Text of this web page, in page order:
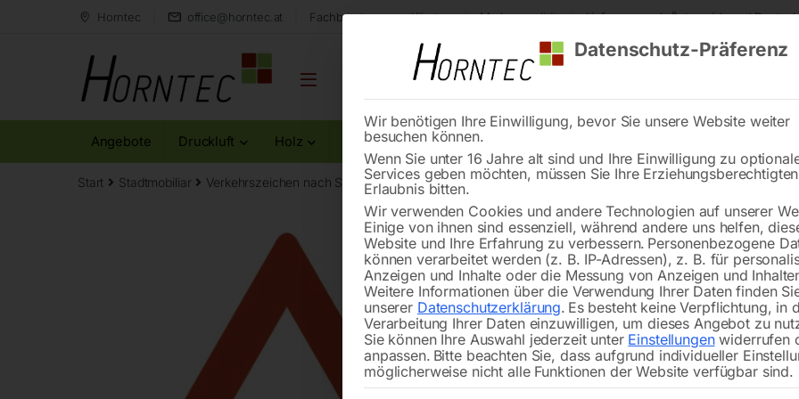
Horntec office@horntec.at Fachberatung aus Kärnten Markenqualität Lieferung nach Österreich und
Angebote Druckluft Holz Metall Reinigung
Start Stadtmobiliar Verkehrszeichen nach StVO Gefährliche Kurve – links
🔍
Verkehrszeichen flach, Folientyp 3
Seitenlänge – 1000 mm
€176,40
Datenschutz-Präferenz
Wir benötigen Ihre Einwilligung, bevor Sie unsere Website weiter
besuchen können.
Wenn Sie unter 16 Jahre alt sind und Ihre Einwilligung zu
Services geben möchten, müssen Sie Ihre
Erlaubnis bitten.
Wir verwenden Cookies und andere Technologien auf unserer
Einige von ihnen sind essenziell, während andere uns helfen,
Website und Ihre Erfahrung zu verbessern. Personenbezogene
können verarbeitet werden (z. B. IP-Adressen), z. B. für
Anzeigen und Inhalte oder die Messung von Anzeigen und
Weitere Informationen über die Verwendung Ihrer Daten finden
unserer Datenschutzerklärung. Es besteht keine Verpflichtung, in
Verarbeitung Ihrer Daten einzuwilligen, um dieses Angebot zu
Sie können Ihre Auswahl jederzeit unter Einstellungenwiderrufen
anpassen. Bitte beachten Sie, dass aufgrund individueller
möglicherweise nicht alle Funktionen der Website verfügbar sind.